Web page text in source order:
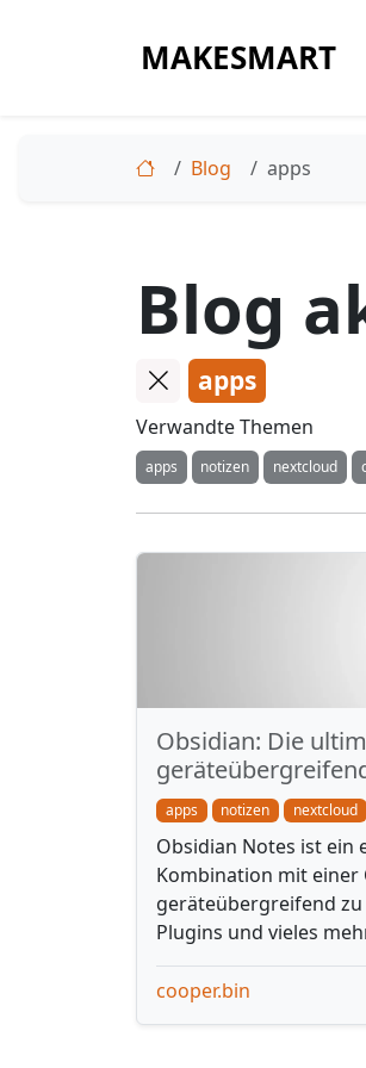
MAKESMART
Blog apps
Blog
apps
Verwandte Themen
apps notizen nextcloud
Obsidian: Die
apps notizen nextcloud
Obsidian Notes ist ein
Kombination mit einer
geräteübergreifend
Plugins und vieles
cooper.bin